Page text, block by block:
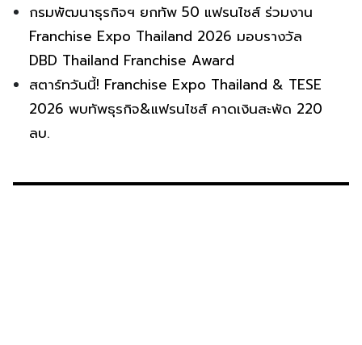
กรมพัฒนาธุรกิจฯ ยกทัพ 50 แฟรนไชส์ ร่วมงาน
Franchise Expo Thailand 2026 มอบรางวัล
DBD Thailand Franchise Award
สตาร์ทวันนี้! Franchise Expo Thailand & TESE
2026 พบทัพธุรกิจ&แฟรนไชส์ คาดเงินสะพัด 220
ลบ.